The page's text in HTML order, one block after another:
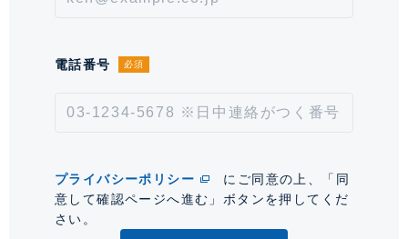
次回更新予定日
*「交通/駅徒歩」とは、当該物件の最寄駅(路線)、バス停、およびそこまでの徒歩所要
0
電話番号 必須
プライバシーポリシー
にご同意の上、「同
意して確認ページへ進む」ボタンを押してくだ
さい。